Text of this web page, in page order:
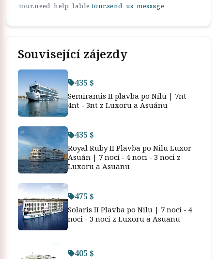
tour.need_help_lable tour.send_us_message
Související zájezdy
435 $
Semiramis II plavba po Nilu | 7nt -
4nt - 3nt z Luxoru a Asuánu
435 $
Royal Ruby II Plavba po Nilu Luxor
Asuán | 7 nocí - 4 noci - 3 noci z
Luxoru a Asuanu
475 $
Solaris II Plavba po Nilu | 7 nocí - 4
noci - 3 noci z Luxoru a Asuanu
405 $